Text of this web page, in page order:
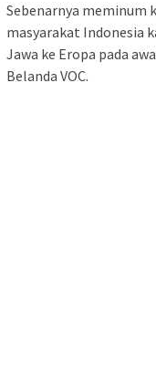
Sebenarnya meminum
masyarakat Indonesia
Jawa ke Eropa pada
Belanda VOC.